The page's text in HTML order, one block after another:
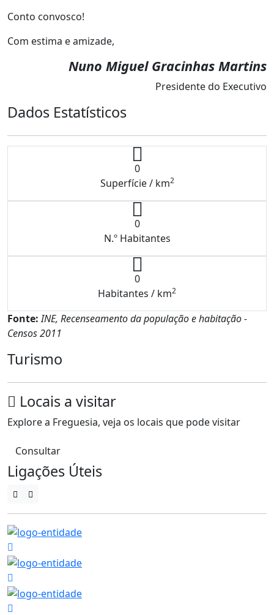
Conto convosco!
Com estima e amizade,
Nuno Miguel Gracinhas Martins
Presidente do Executivo
Dados Estatísticos
0
Superfície / km2
0
N.º Habitantes
0
Habitantes / km2
Fonte:INE, Recenseamento da população e habitação -
Censos 2011
Turismo
Locais a visitar
Explore a Freguesia, veja os locais que pode visitar
Consultar
Ligações Úteis